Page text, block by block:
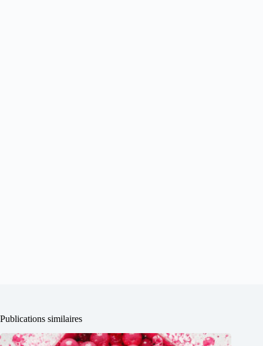
Publications similaires